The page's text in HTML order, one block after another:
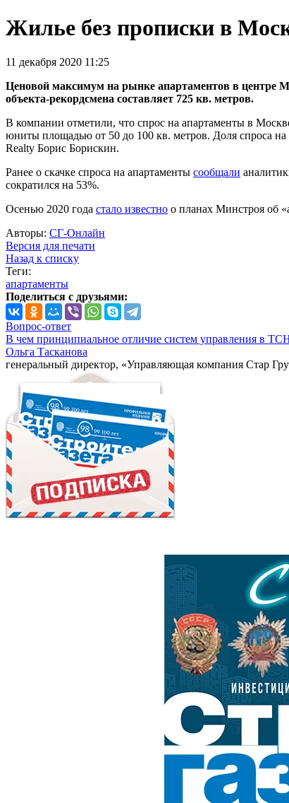
Жилье без прописки в
11 декабря 2020 11:25
Ценовой максимум на рынке апартаментов в центре
объекта-рекордсмена составляет 725 кв. метров.
В компании отметили, что спрос на апартаменты в
юниты площадью от 50 до 100 кв. метров. Доля спроса на
Realty Борис Борискин.
Ранее о скачке спроса на апартаменты сообщали
сократился на 53%.
Осенью 2020 года стало известно о планах Минстроя об
Авторы: СГ-Онлайн
Версия для печати
Назад к списку
Теги:
апартаменты
Поделиться с друзьями:
Вопрос-ответ
В чем принципиальное отличие систем управления в
Ольга Тасканова
генеральный директор, «Управляющая компания Стар